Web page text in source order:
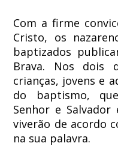
Com a firme
Cristo, os
baptizados
Brava. Nos dois
crianças, jovens e
do baptismo,
Senhor e
viverão de acordo
na sua palavra.